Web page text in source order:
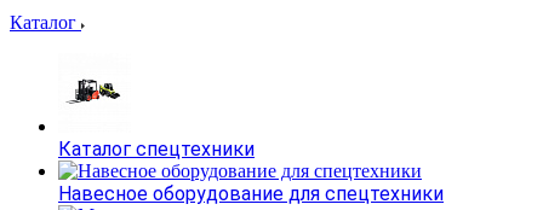
Каталог
Каталог спецтехники
Навесное оборудование для спецтехники